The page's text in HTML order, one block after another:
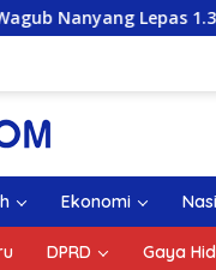
Lepas 1.336
Ekonomi
DPRD Gaya